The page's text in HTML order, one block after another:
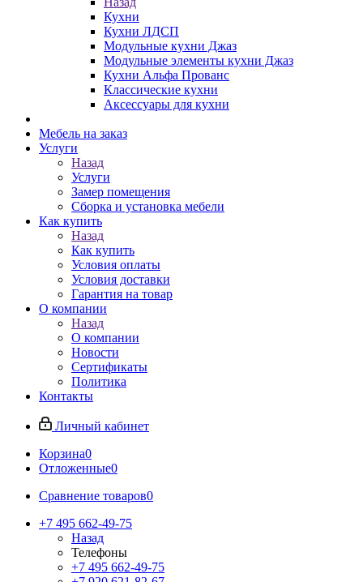
Кухни
Кухни ЛДСП
Модульные кухни Джаз
Модульные элементы кухни Джаз
Кухни Альфа Прованс
Классические кухни
Аксессуары для кухни
Мебель на заказ
Услуги
Назад
Услуги
Замер помещения
Сборка и установка мебели
Как купить
Назад
Как купить
Условия оплаты
Условия доставки
Гарантия на товар
О компании
Назад
О компании
Новости
Сертификаты
Политика
Контакты
Личный кабинет
Корзина0
Отложенные0
Сравнение товаров0
+7 495 662-49-75
Назад
Телефоны
+7 495 662-49-75